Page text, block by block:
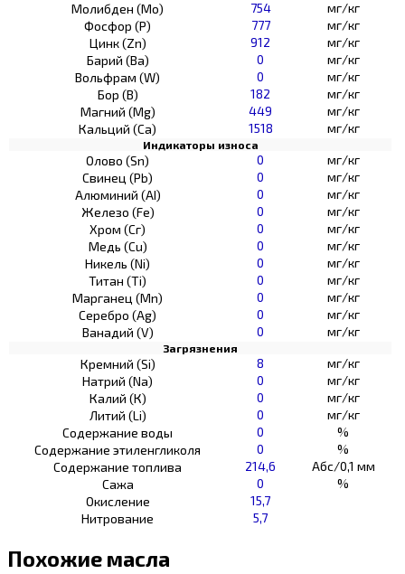
Молибден (Мо) 754
мг/кг
Фосфор (Р)
777
мг/кг
Цинк (Zn)
912
мг/кг
Барий (Ва)
0
мг/кг
Вольфрам (W)
0
мг/кг
Бор (В)
182
мг/кг
Магний (Mg)
449
мг/кг
Кальций (Са)
1518 мг/кг
Индикаторы износа
Олово (Sn) 0
мг/кг
Свинец (Pb)
0
мг/кг
Алюминий (AI)
0
мг/кг
Железо (Fe)
0
мг/кг
Хром (Сг)
0
мг/кг
Медь (Cu)
0
мг/кг
Никель (Ni)
0
мг/кг
Титан (Ti)
0
мг/кг
Марганец (Mn)
0
мг/кг
Серебро (Ag)
0
мг/кг
Ванадий (V)
0 мг/кг
Загрязнения
Кремний (Si) 8
мг/кг
Натрий (Na)
0
мг/кг
Калий (К)
0
мг/кг
Литий (Li)
0
мг/кг
Содержание воды
0
%
Содержание этиленгликоля
0
%
Содержание топлива
214,6
Абс/0,1 мм
Сажа
0
%
Окисление
15,7
Нитрование
5,7
Похожие масла